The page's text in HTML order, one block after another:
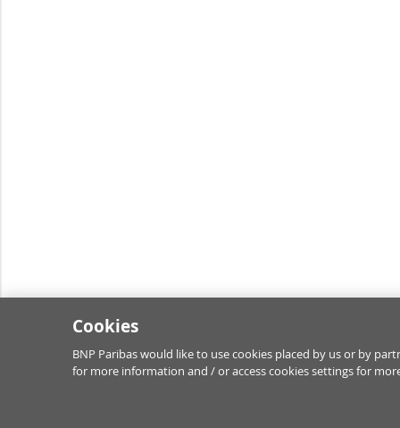
Cookies
BNP Paribas would like to use cookies placed by us or by
for more information and / or access cookies settings for